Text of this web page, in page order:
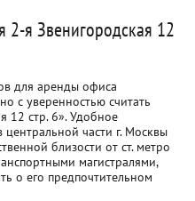
2-я Звенигородская 12
для аренды офиса
с уверенностью считать
12 стр. 6». Удобное
части г. Москвы
близости от ст. метро
магистралями,
о его предпочтительном